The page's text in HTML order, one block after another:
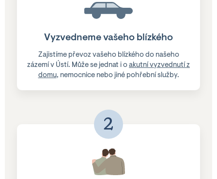
Vyzvedneme vašeho blízkého
Zajistíme převoz vašeho blízkého do našeho
zázemí v Ústí. Může se jednat i o akutní vyzvednutí z
domu, nemocnice nebo jiné pohřební služby.
2